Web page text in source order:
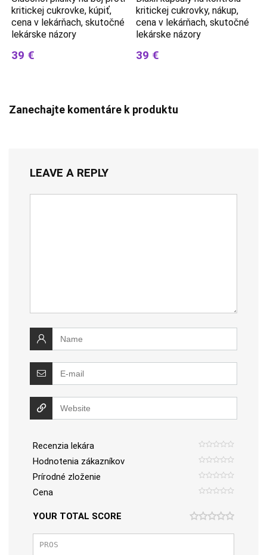
kritickej cukrovke, kúpiť,
cena v lekárňach, skutočné
lekárske názory
39 €
kritickej cukrovky, nákup,
cena v lekárňach, skutočné
lekárske názory
39 €
Zanechajte komentáre k produktu
LEAVE A REPLY
Recenzia lekára
Hodnotenia zákazníkov
Prírodné zloženie
Cena
YOUR TOTAL SCORE